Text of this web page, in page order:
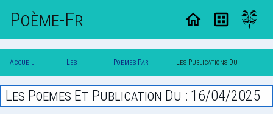
Poème-Fr
Accueil
Poesie
Les
Poesies
Poemes Par Les Publications Du
16/04/2025
Les Poemes Et Publication Du : 16/04/2025